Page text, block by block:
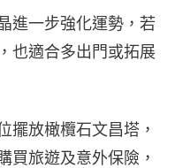
進一步強化運勢，若
也適合多出門或拓展
擺放橄欖石文昌塔，
買旅遊及意外保險，